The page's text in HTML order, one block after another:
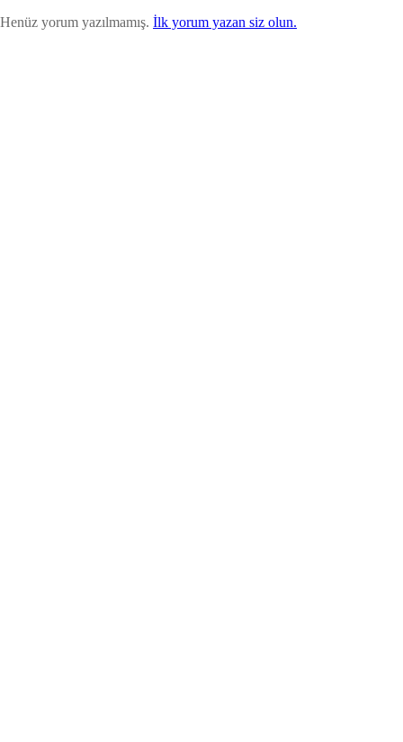
Henüz yorum yazılmamış. İlk yorum yazan siz olun.